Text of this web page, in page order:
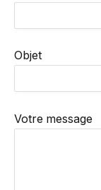
Objet
Votre message